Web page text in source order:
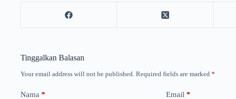
Tinggalkan Balasan
Your email address will not be published. Required fields are marked *
Nama * Email *